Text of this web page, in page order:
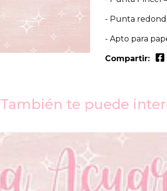
- Punta
- Apto para
Compartir:
También te puede